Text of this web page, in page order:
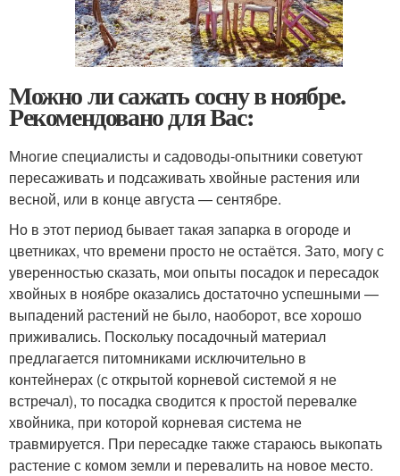
Можно ли сажать сосну в ноябре.
Рекомендовано для Вас:
Многие специалисты и садоводы-опытники советуют
пересаживать и подсаживать хвойные растения или
весной, или в конце августа — сентябре.
Но в этот период бывает такая запарка в огороде и
цветниках, что времени просто не остаётся. Зато, могу с
уверенностью сказать, мои опыты посадок и пересадок
хвойных в ноябре оказались достаточно успешными —
выпадений растений не было, наоборот, все хорошо
приживались. Поскольку посадочный материал
предлагается питомниками исключительно в
контейнерах (с открытой корневой системой я не
встречал), то посадка сводится к простой перевалке
хвойника, при которой корневая система не
травмируется. При пересадке также стараюсь выкопать
растение с комом земли и перевалить на новое место.